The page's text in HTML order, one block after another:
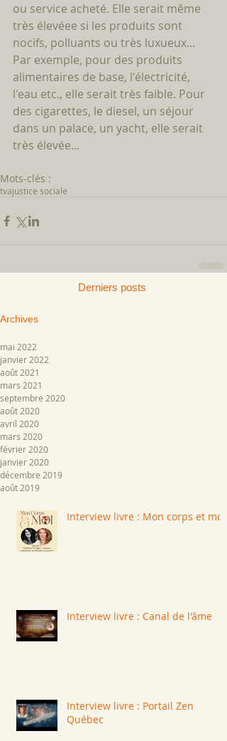
ou service acheté. Elle serait même
très élevéee si les produits sont
nocifs, polluants ou très luxueux...
Par exemple, pour des produits
alimentaires de base, l'électricité,
l'eau etc., elle serait très faible. Pour
des cigarettes, le diesel, un séjour
dans un palace, un yacht, elle serait
très élevée...
Mots-clés :
tvajustice sociale
Derniers posts
Archives
mai 2022
janvier 2022
août 2021
mars 2021
septembre 2020
août 2020
avril 2020
mars 2020
février 2020
janvier 2020
décembre 2019
août 2019
Interview livre : Mon corps et moi
Interview livre : Canal de l'âme
Interview livre : Portail Zen
Québec